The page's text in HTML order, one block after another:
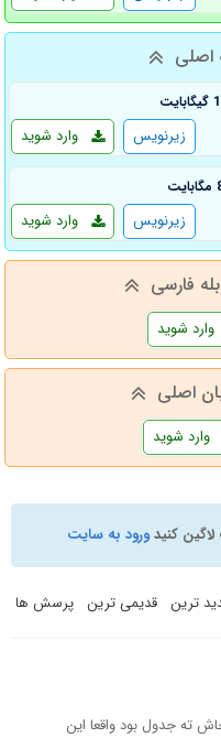
اصلی
وارد شوید زیرنویس
وارد شوید زیرنویس
فارسی
وارد شوید
اصلی
وارد شوید
کنیدورود به سایت
ترین قدیمی ترین پرسش ها
این جاش ته جدول بود واقعا این